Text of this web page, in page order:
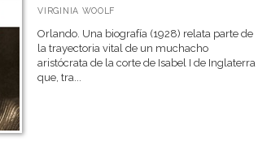
VIRGINIA WOOLF
Orlando. Una biografía (1928) relata parte de
la trayectoria vital de un muchacho
aristócrata de la corte de Isabel I de Inglaterra
que, tra...